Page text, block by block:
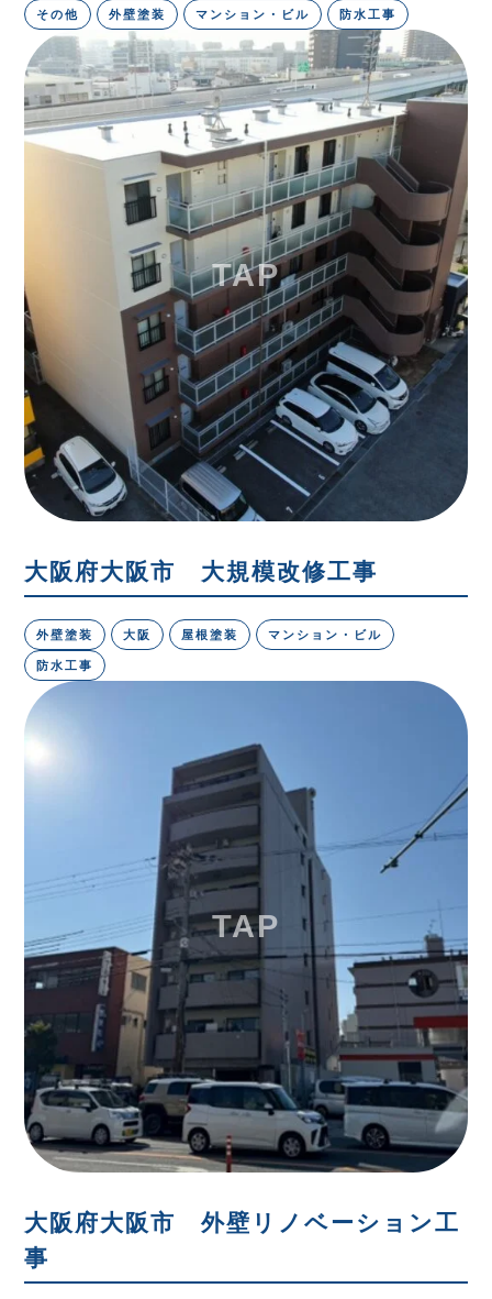
その他 外壁塗装 マンション・ビル 防水工事
大阪府大阪市 大規模改修工事
外壁塗装 大阪 屋根塗装 マンション・ビル
防水工事
大阪府大阪市 外壁リノベーション工
事